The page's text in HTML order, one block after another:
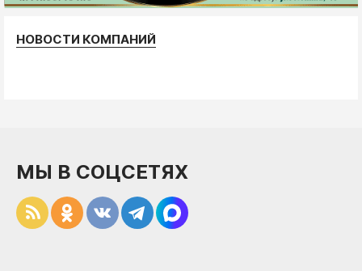
НОВОСТИ КОМПАНИЙ
МЫ В СОЦСЕТЯХ